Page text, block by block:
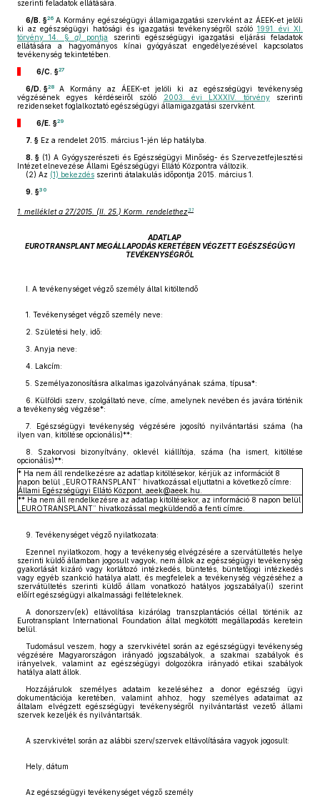
szerinti feladatok ellátására.
6/B. §26 A Kormány egészségügyi államigazgatási szervként az ÁEEK-et jelöli
ki az egészségügyi hatósági és igazgatási tevékenységről szóló 1991. évi XI.
törvény 14. § g) pontja
szerinti egészségügyi igazgatási eljárási feladatok
ellátására a hagyományos kínai gyógyászat engedélyezésével kapcsolatos
tevékenység tekintetében.
6/C. §27
6/D. §28
A Kormány az ÁEEK-et jelöli ki az egészségügyi tevékenység
végzésének egyes kérdéseiről szóló
2003. évi LXXXIV. törvényszerinti
rezidenseket foglalkoztató egészségügyi államigazgatási szervként.
6/E. §29
7. § Ez a rendelet 2015. március 1-jén lép hatályba.
8. § (1) A Gyógyszerészeti és Egészségügyi Minőség- és Szervezetfejlesztési
Intézet elnevezése Állami Egészségügyi Ellátó Központra változik.
(2) Az (1) bekezdés szerinti átalakulás időpontja 2015. március 1.
9. §30
1. melléklet a 27/2015. (II. 25.) Korm. rendelethez31
ADATLAP
EUROTRANSPLANT MEGÁLLAPODÁS KERETÉBEN VÉGZETT EGÉSZSÉGÜGYI
TEVÉKENYSÉGRŐL
I. A tevékenységet végző személy által kitöltendő
1. Tevékenységet végző személy neve:
2. Születési hely, idő:
3. Anyja neve:
4. Lakcím:
5. Személyazonosításra alkalmas igazolványának száma, típusa*:
6. Külföldi szerv, szolgáltató neve, címe, amelynek nevében és javára történik
a tevékenység végzése*:
7. Egészségügyi tevékenység végzésére jogosító nyilvántartási száma (ha
ilyen van, kitöltése opcionális)**:
8. Szakorvosi bizonyítvány, oklevél kiállítója, száma (ha ismert, kitöltése
opcionális)**:
* Ha nem áll rendelkezésre az adatlap kitöltésekor, kérjük az információt 8
napon belül „EUROTRANSPLANT” hivatkozással eljuttatni a következő címre:
Állami Egészségügyi Ellátó Központ, aeek@aeek.hu.
** Ha nem áll rendelkezésre az adatlap kitöltésekor, az információ 8 napon belül
„EUROTRANSPLANT” hivatkozással megküldendő a fenti címre.
9. Tevékenységet végző nyilatkozata:
Ezennel nyilatkozom, hogy a tevékenység elvégzésére a szervátültetés helye
szerinti küldő államban jogosult vagyok, nem állok az egészségügyi tevékenység
gyakorlását kizáró vagy korlátozó intézkedés, büntetés, büntetőjogi intézkedés
vagy egyéb szankció hatálya alatt, és megfelelek a tevékenység végzéséhez a
szervátültetés szerinti küldő állam vonatkozó hatályos jogszabálya(i) szerint
előírt egészségügyi alkalmassági feltételeknek.
A donorszerv(ek) eltávolítása kizárólag transzplantációs céllal történik az
Eurotransplant International Foundation által megkötött megállapodás keretein
belül.
Tudomásul veszem, hogy a szervkivétel során az egészségügyi tevékenység
végzésére Magyarországon irányadó jogszabályok, a szakmai szabályok és
irányelvek, valamint az egészségügyi dolgozókra irányadó etikai szabályok
hatálya alatt állok.
Hozzájárulok személyes adataim kezeléséhez a donor egészség ügyi
dokumentációja keretében, valamint ahhoz, hogy személyes adataimat az
általam elvégzett egészségügyi tevékenységről nyilvántartást vezető állami
szervek kezeljék és nyilvántartsák.
A szervkivétel során az alábbi szerv/szervek eltávolítására vagyok jogosult:
Hely, dátum
Az egészségügyi tevékenységet végző személy